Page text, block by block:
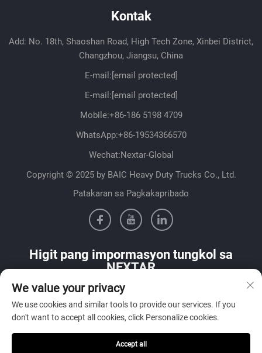
Kontak
Add: No. 18th, Shaoshan Road, High Tech Zone, Xinbei District,
Changzhou, Jiangsu, China
E-mail:[email protected]
E-mail:[email protected]
Mobile:+86-186 5198 4709
WhatsApp:+86-19534366570
Wechat:Nextar-Global
Copyright © 2025 by BAIC Heavy Duty Trucks Co., Ltd.
Patakaran sa Pagkakapribado
Higit pang impormasyon tungkol sa
NEXTAR
Makipag-ugnayan sa aming sales team sa iyong bansa
We value your privacy
We use cookies and similar tools to provide our services. If you
don't want to accept all cookies, click Personalize cookies.
Accept all